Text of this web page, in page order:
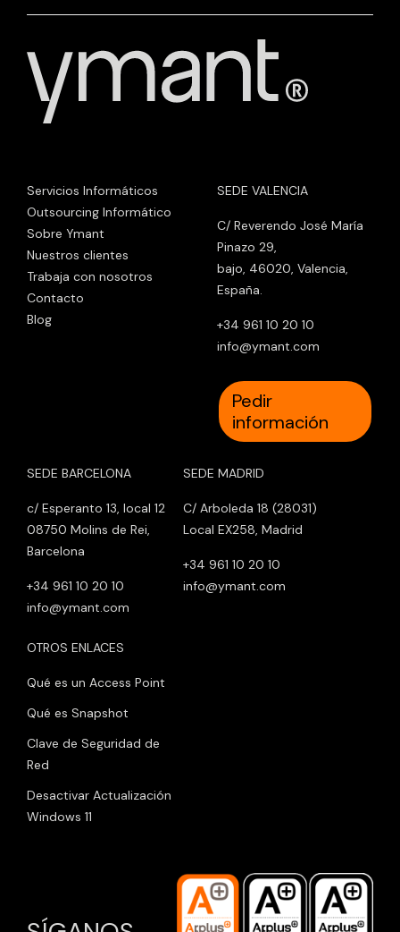
Servicios Informáticos
Outsourcing Informático
Sobre Ymant
Nuestros clientes
Trabaja con nosotros
Contacto
Blog
SEDE VALENCIA
C/ Reverendo José María
Pinazo 29,
bajo, 46020, Valencia,
España.
+34 961 10 20 10
info@ymant.com
Pedir
información
SEDE BARCELONA
c/ Esperanto 13, local 12
08750 Molins de Rei,
Barcelona
+34 961 10 20 10
info@ymant.com
SEDE MADRID
C/ Arboleda 18 (28031)
Local EX258, Madrid
+34 961 10 20 10
info@ymant.com
OTROS ENLACES
Qué es un Access Point
Qué es Snapshot
Clave de Seguridad de
Red
Desactivar Actualización
Windows 11